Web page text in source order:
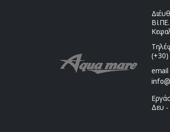
(+30)
email
Δευ -